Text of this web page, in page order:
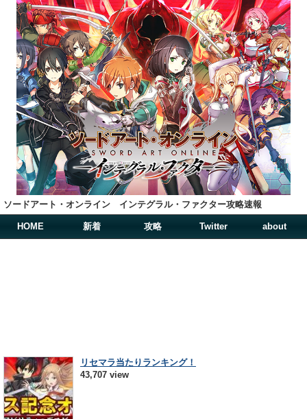
ソードアート・オンライン インテグラル・ファクター攻略速報
HOME 新着 攻略 Twitter about
リセマラ当たりランキング！
43,707 view